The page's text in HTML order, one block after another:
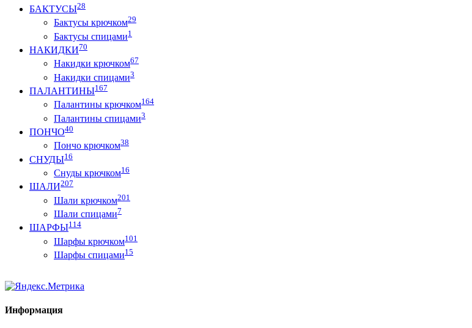
БАКТУСЫ28
Бактусы крючком29
Бактусы спицами1
НАКИДКИ70
Накидки крючком67
Накидки спицами3
ПАЛАНТИНЫ167
Палантины крючком164
Палантины спицами3
ПОНЧО40
Пончо крючком38
СНУДЫ16
Снуды крючком16
ШАЛИ207
Шали крючком201
Шали спицами7
ШАРФЫ114
Шарфы крючком101
Шарфы спицами15
Информация